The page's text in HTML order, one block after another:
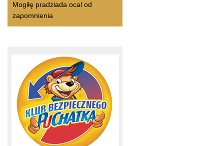
Mogiłę pradziada ocal od
zapomnienia